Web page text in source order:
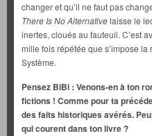
changer et qu’il ne faut pas
There Is No Alternativelaisse le
inertes, cloués au fauteuil. C’est
mille fois répétée que s’impose
Système.
Pensez BiBi : Venons-en à ton
fictions ! Comme pour ta
des faits historiques avérés.
qui courent dans ton livre ?